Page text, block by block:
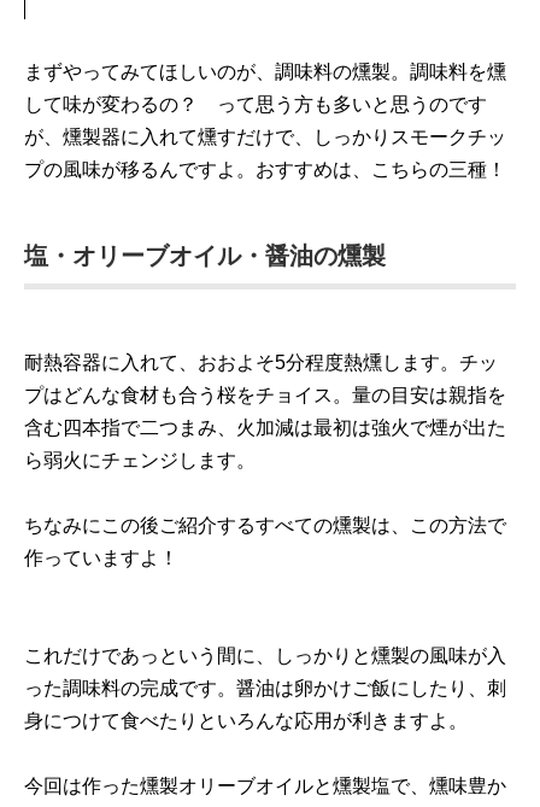
まずやってみてほしいのが、調味料の燻製。調味料を燻
して味が変わるの？ って思う方も多いと思うのです
が、燻製器に入れて燻すだけで、しっかりスモークチッ
プの風味が移るんですよ。おすすめは、こちらの三種！
塩・オリーブオイル・醤油の燻製
耐熱容器に入れて、おおよそ5分程度熱燻します。チッ
プはどんな食材も合う桜をチョイス。量の目安は親指を
含む四本指で二つまみ、火加減は最初は強火で煙が出た
ら弱火にチェンジします。
ちなみにこの後ご紹介するすべての燻製は、この方法で
作っていますよ！
これだけであっという間に、しっかりと燻製の風味が入
った調味料の完成です。醤油は卵かけご飯にしたり、刺
身につけて食べたりといろんな応用が利きますよ。
今回は作った燻製オリーブオイルと燻製塩で、燻味豊か